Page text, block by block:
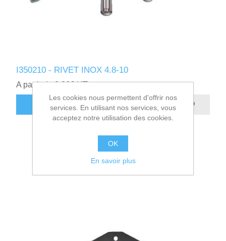
I350210 - RIVET INOX 4.8-10
A partir de 0,36€ HT
AJOUTER AU PANIER
Les cookies nous permettent d'offrir nos
services. En utilisant nos services, vous
acceptez notre utilisation des cookies.
OK
En savoir plus